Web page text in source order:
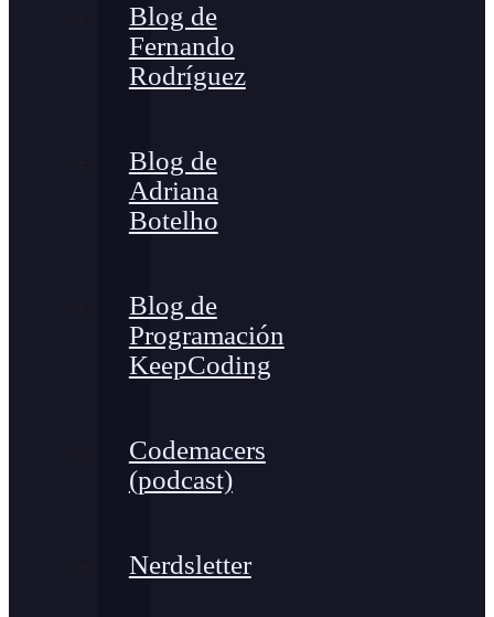
Blog de
Fernando
Rodríguez
Blog de
Adriana
Botelho
Blog de
Programación
KeepCoding
Codemacers
(podcast)
Nerdsletter